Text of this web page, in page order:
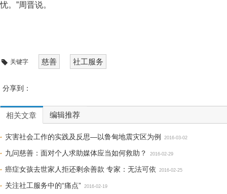
忧。”周晋说。
关键字 慈善 社工服务
分享到：
相关文章 编辑推荐
灾害社会工作的实践及反思—以鲁甸地震灾区为例 2016-03-02
九问慈善：面对个人求助媒体应当如何救助？ 2016-02-29
癌症女孩去世家人拒还剩余善款 专家：无法可依 2016-02-25
关注社工服务中的“痛点” 2016-02-19